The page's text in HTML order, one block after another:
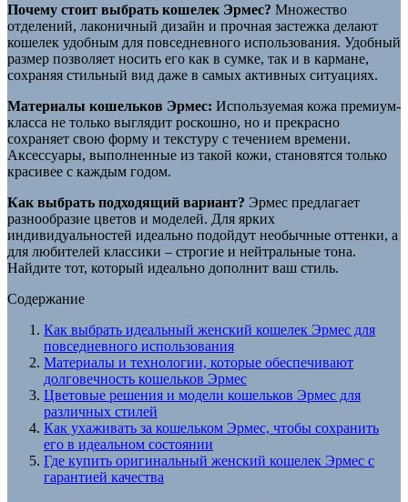
Почему стоит выбрать кошелек Эрмес? Множество
отделений, лаконичный дизайн и прочная застежка делают
кошелек удобным для повседневного использования. Удобный
размер позволяет носить его как в сумке, так и в кармане,
сохраняя стильный вид даже в самых активных ситуациях.
Материалы кошельков Эрмес: Используемая кожа премиум-
класса не только выглядит роскошно, но и прекрасно
сохраняет свою форму и текстуру с течением времени.
Аксессуары, выполненные из такой кожи, становятся только
красивее с каждым годом.
Как выбрать подходящий вариант? Эрмес предлагает
разнообразие цветов и моделей. Для ярких
индивидуальностей идеально подойдут необычные оттенки, а
для любителей классики – строгие и нейтральные тона.
Найдите тот, который идеально дополнит ваш стиль.
Содержание
Как выбрать идеальный женский кошелек Эрмес для
повседневного использования
Материалы и технологии, которые обеспечивают
долговечность кошельков Эрмес
Цветовые решения и модели кошельков Эрмес для
различных стилей
Как ухаживать за кошельком Эрмес, чтобы сохранить
его в идеальном состоянии
Где купить оригинальный женский кошелек Эрмес с
гарантией качества